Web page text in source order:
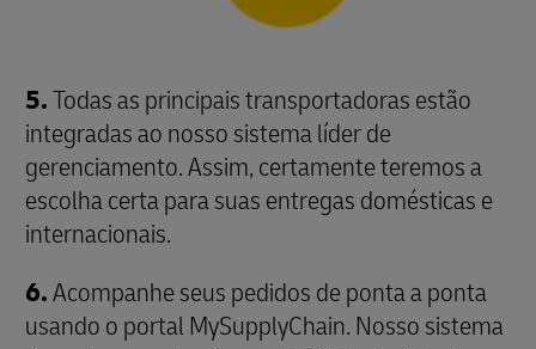
5.Todas as principais transportadoras estão
integradas ao nosso sistema líder de
gerenciamento. Assim, certamente teremos a
escolha certa para suas entregas domésticas e
internacionais.
6.Acompanhe seus pedidos de ponta a ponta
usando o portal MySupplyChain. Nosso sistema